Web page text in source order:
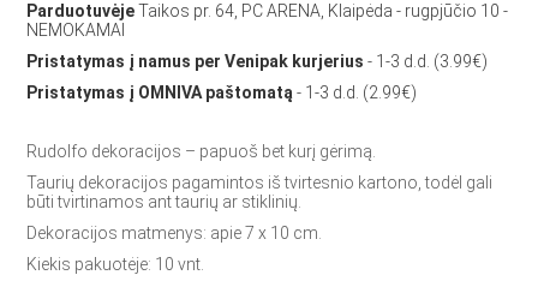
ParduotuvėjeTaikos pr. 64, PC ARENA, Klaipėda - rugpjūčio 10 -
NEMOKAMAI
Pristatymas į namus per Venipak kurjerius - 1-3 d.d. (3.99€)
Pristatymas į OMNIVA paštomatą- 1-3 d.d. (2.99€)
Rudolfo dekoracijos – papuoš bet kurį gėrimą.
Taurių dekoracijos pagamintos iš tvirtesnio kartono, todėl gali
būti tvirtinamos ant taurių ar stiklinių.
Dekoracijos matmenys: apie 7 x 10 cm.
Kiekis pakuotėje: 10 vnt.